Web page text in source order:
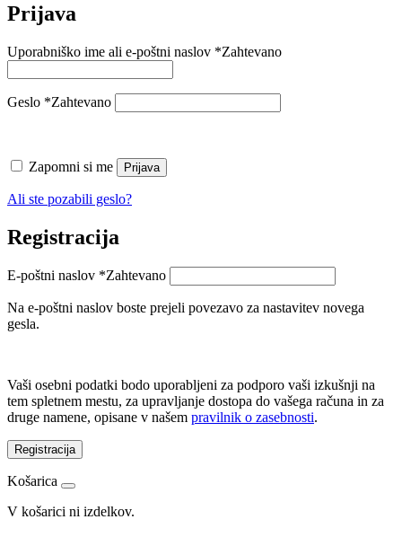
Prijava
Uporabniško ime ali e-poštni naslov *Zahtevano
Geslo *Zahtevano
Zapomni si me Prijava
Ali ste pozabili geslo?
Registracija
E-poštni naslov *Zahtevano
Na e-poštni naslov boste prejeli povezavo za nastavitev novega
gesla.
Vaši osebni podatki bodo uporabljeni za podporo vaši izkušnji na
tem spletnem mestu, za upravljanje dostopa do vašega računa in za
druge namene, opisane v našem pravilnik o zasebnosti.
Registracija
Košarica
V košarici ni izdelkov.